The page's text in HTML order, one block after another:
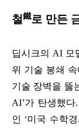
철鐵로 만든
딥시크의 AI 모
위 기술 봉쇄
기술 장벽을 뚫
AI’가 탄생했
인 ‘미국 수학경